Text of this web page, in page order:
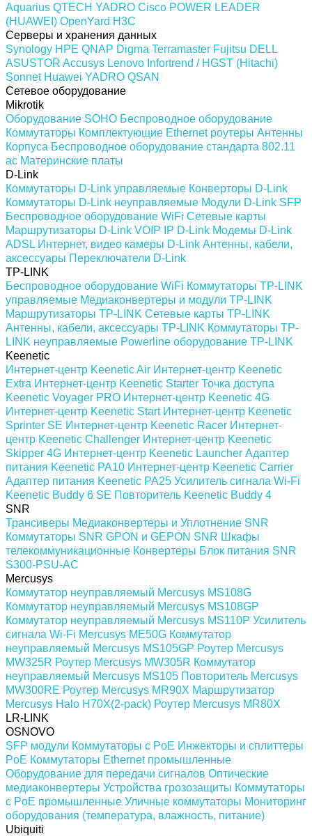
Aquarius QTECH YADRO Cisco POWER LEADER
(HUAWEI) OpenYard H3C
Серверы и хранения данных
Synology HPE QNAP Digma Terramaster Fujitsu DELL
ASUSTOR Accusys Lenovo Infortrend / HGST (Hitachi)
Sonnet Huawei YADRO QSAN
Сетевое оборудование
Mikrotik
Оборудование SOHO Беспроводное оборудование
Коммутаторы Комплектующие Ethernet роутеры Антенны
Корпуса Беспроводное оборудование стандарта 802.11
ас Материнские платы
D-Link
Коммутаторы D-Link управляемые Конверторы D-Link
Коммутаторы D-Link неуправляемые Модули D-Link SFP
Беспроводное оборудование WiFi Сетевые карты
Маршрутизаторы D-Link VOIP IP D-Link Модемы D-Link
ADSL Интернет, видео камеры D-Link Антенны, кабели,
аксессуары Переключатели D-Link
TP-LINK
Беспроводное оборудование WiFi Коммутаторы TP-LINK
управляемые Медиаконвертеры и модули TP-LINK
Маршрутизаторы TP-LINK Сетевые карты TP-LINK
Антенны, кабели, аксессуары TP-LINK Коммутаторы TP-
LINK неуправляемые Powerline оборудование TP-LINK
Keenetic
Интернет-центр Keenetic Air Интернет-центр Keenetic
Extra Интернет-центр Keenetic Starter Точка доступа
Keenetic Voyager PRO Интернет-центр Keenetic 4G
Интернет-центр Keenetic Start Интернет-центр Keenetic
Sprinter SE Интернет-центр Keenetic Racer Интернет-
центр Keenetic Challenger Интернет-центр Keenetic
Skipper 4G Интернет-центр Keenetic Launcher Адаптер
питания Keenetic PA10 Интернет-центр Keenetic Carrier
Адаптер питания Keenetic PA25 Усилитель сигнала Wi-Fi
Keenetic Buddy 6 SE Повторитель Keenetic Buddy 4
SNR
Трансиверы Медиаконвертеры и Уплотнение SNR
Коммутаторы SNR GPON и GEPON SNR Шкафы
телекоммуникационные Конвертеры Блок питания SNR
S300-PSU-AC
Mercusys
Коммутатор неуправляемый Mercusys MS108G
Коммутатор неуправляемый Mercusys MS108GP
Коммутатор неуправляемый Mercusys MS110P Усилитель
сигнала Wi-Fi Mercusys ME50G Коммутатор
неуправляемый Mercusys MS105GP Роутер Mercusys
MW325R Роутер Mercusys MW305R Коммутатор
неуправляемый Mercusys MS105 Повторитель Mercusys
MW300RE Роутер Mercusys MR90X Маршрутизатор
Mercusys Halo H70X(2-pack) Роутер Mercusys MR80X
LR-LINK
OSNOVO
SFP модули Коммутаторы c PoE Инжекторы и сплиттеры
PoE Коммутаторы Ethernet промышленные
Оборудование для передачи сигналов Оптические
медиаконвертеры Устройства грозозащиты Коммутаторы
с PoE промышленные Уличные коммутаторы Мониторинг
оборудования (температура, влажность, питание)
Ubiquiti